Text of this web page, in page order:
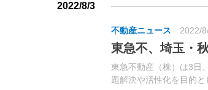
2022/8/3
不動産ニュース 2022/
東急不、埼玉・
東急不動産（株）は3日
題解決や活性化を目的と